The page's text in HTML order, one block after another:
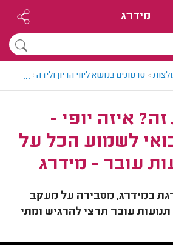
מידרג
> סרטונים בנושא ליווי הריון ולידה >הרגשת...
איזה יופי -
לשמוע הכל על
עובר - מידרג
במידרג, מסבירה על מעקב
עובר תרצי להרגיש ומתי